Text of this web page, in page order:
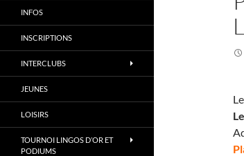
INFOS
INSCRIPTIONS
INTERCLUBS
JEUNES
LOISIRS
TOURNOI LINGOS D’OR ET
PODIUMS